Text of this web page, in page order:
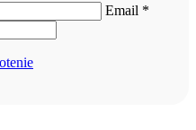
Email *